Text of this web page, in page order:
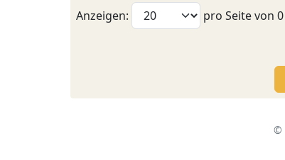
Anzeigen: pro Seite von 0
©